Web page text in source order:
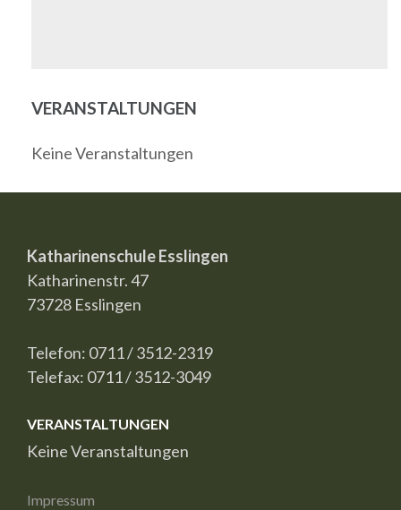
VERANSTALTUNGEN
Keine Veranstaltungen
Katharinenschule Esslingen
Katharinenstr. 47
73728 Esslingen
Telefon: 0711 / 3512-2319
Telefax: 0711 / 3512-3049
VERANSTALTUNGEN
Keine Veranstaltungen
Impressum